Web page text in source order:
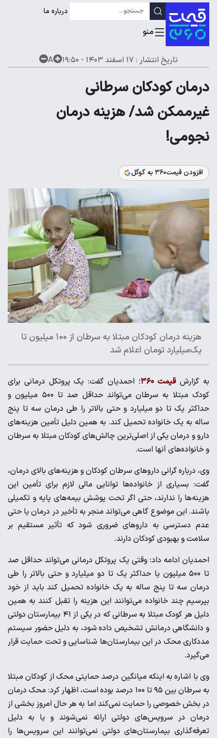
درباره ما
تاریخ انتشار : ۱۷ اسفند ۱۴۰۳ - ۱۹:۵۰ A
درمان کودکان سرطانی
غیرممکن شد/ هزینه درمان
نجومی!
افزودن قیمت۳۶۰ به گوگل
هزینه درمان کودکان مبتلا به سرطان از ۱۰۰ میلیون تا
یک‌میلیارد تومان اعلام شد
به گزارشقیمت ۳۶۰
؛ احمدیان گفت: یک پروتکل درمانی برای
کودک مبتلا به سرطان می‌تواند حداقل صد تا ۵۰۰ میلیون و
حداکثر یک تا دو میلیارد و حتی بالاتر را طی درمان سه تا پنج
ساله به یک خانواده تحمیل کند. به همین دلیل تأمین هزینه‌های
دارو و درمان یکی از اصلی‌ترین چالش‌های کودکان مبتلا به سرطان
و خانواده‌های آنها است.
وی، درباره گرانی داروهای سرطان کودکان و هزینه‌های بالای درمان،
گفت: بسیاری از خانواده‌ها توانایی مالی لازم برای تأمین این
هزینه‌ها را ندارند، حتی اگر تحت پوشش بیمه‌های پایه و تکمیلی
باشند. این موضوع گاهی می‌تواند منجر به تأخیر در درمان یا حتی
عدم دسترسی به داروهای ضروری شود که تأثیر مستقیم بر
سلامت و بهبودی کودکان دارند.
احمدیان ادامه داد: وقتی یک پروتکل درمانی می‌تواند حداقل صد
تا ۵۰۰ میلیون یا حداکثر یک تا دو میلیارد و حتی بالاتر را طی
درمان سه تا پنج ساله به یک خانواده تحمیل کند باید از خود
بپرسیم چند خانواده می‌توانند این هزینه را تقبل کنند به همین
دلیل هر کودک مبتلا به سرطانی که در یکی از ۴۱ بیمارستان دولتی
و دانشگاهی درمانش تشخیص داده شود، به دلیل حضور سیستم
مددکاری محک در این بیمارستان‌ها شناسایی و تحت حمایت قرار
می‌گیرد.
وی با اشاره به اینکه میانگین درصد حمایتی محک از کودکان مبتلا
به سرطان بین ۹۵ تا ۱۰۰ درصد بوده است، اظهار کرد: محک درمان
در بخش خصوصی را حمایت نمی‌کند اما به هر حال امروز بخشی از
درمان در سرویس‌های دولتی ارائه نمی‌شوند و یا به دلیل
تعرفه‌گذاری بیمارستان‌های دولتی نمی‌توانند این سرویس‌ها را